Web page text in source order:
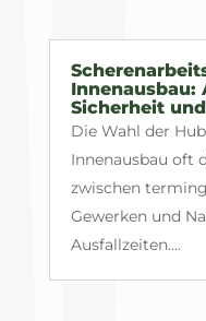
Sicherheit
Die Wahl der
Innenausbau oft
zwischen
Gewerken und
Ausfallzeiten....